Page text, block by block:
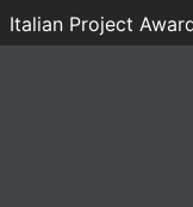
Italian Project